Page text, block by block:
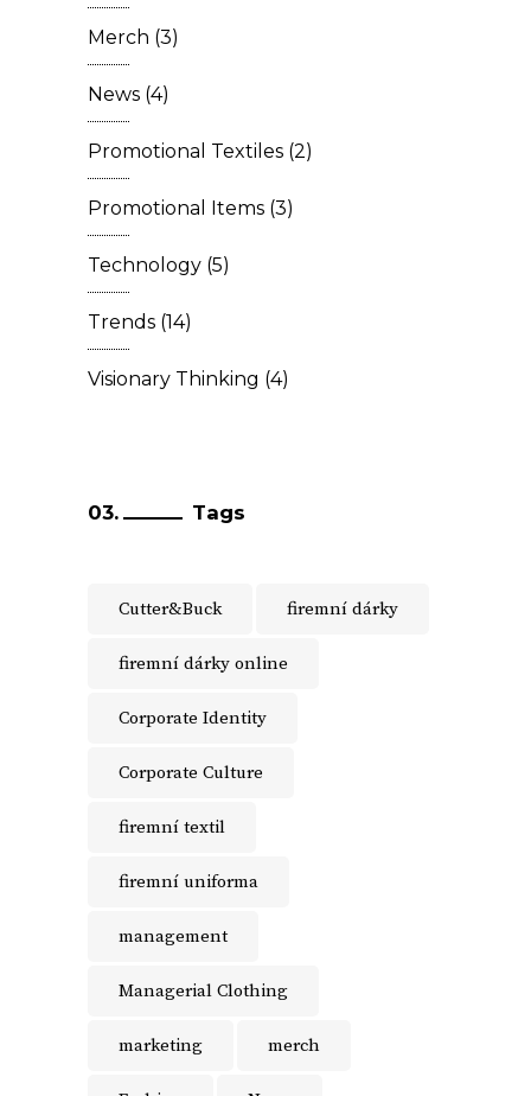
Merch (3)
News (4)
Promotional Textiles (2)
Promotional Items (3)
Technology (5)
Trends (14)
Visionary Thinking (4)
Tags
Cutter&Buck firemní dárky
firemní dárky online
Corporate Identity
Corporate Culture
firemní textil
firemní uniforma
management
Managerial Clothing
marketing merch